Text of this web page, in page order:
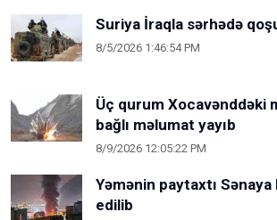
Suriya İraqla sərhədə
8/5/2026 1:46:54 PM
Üç qurum Xocavənddəki
bağlı məlumat yayıb
8/9/2026 12:05:22 PM
Yəmənin paytaxtı
edilib